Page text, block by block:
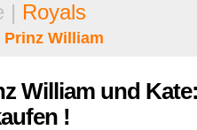
| Royals
Prinz William
William und
!